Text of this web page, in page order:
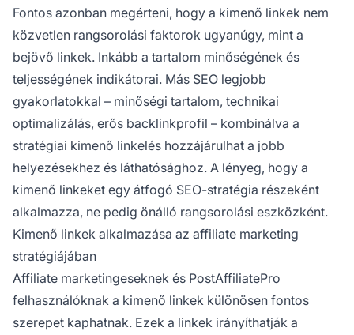
Fontos azonban megérteni, hogy a kimenő linkek nem
közvetlen rangsorolási faktorok ugyanúgy, mint a
bejövő linkek. Inkább a tartalom minőségének és
teljességének indikátorai. Más SEO legjobb
gyakorlatokkal – minőségi tartalom, technikai
optimalizálás, erős backlinkprofil – kombinálva a
stratégiai kimenő linkelés hozzájárulhat a jobb
helyezésekhez és láthatósághoz. A lényeg, hogy a
kimenő linkeket egy átfogó SEO-stratégia részeként
alkalmazza, ne pedig önálló rangsorolási eszközként.
Kimenő linkek alkalmazása az affiliate marketing
stratégiájában
Affiliate marketingeseknek és PostAffiliatePro
felhasználóknak a kimenő linkek különösen fontos
szerepet kaphatnak. Ezek a linkek irányíthatják a